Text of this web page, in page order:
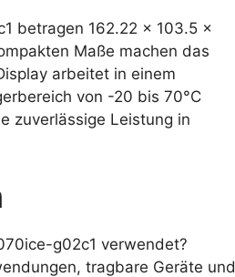
betragen 162.22 x 103.5 x
Maße machen das
arbeitet in einem
von -20 bis 70°C
zuverlässige Leistung in
g02c1 verwendet?
tragbare Geräte und